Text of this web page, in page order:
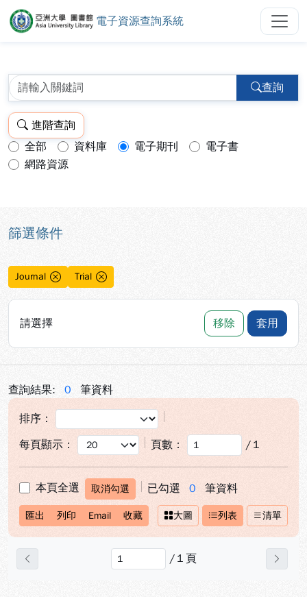
亞洲大學圖書館電子資源查詢系統
電子資源查詢系統
查詢
進階查詢
查詢模式：
全部 資料庫 電子期刊
電子書
網路資源
篩選條件
Journal Trial
請選擇 移除 套用
查詢結果: 0 筆資料
排序：
每頁顯示：
頁數： / 1
本頁全選 取消勾選 已勾選 0 筆資料
匯出 列印 Email 收藏 大圖 列表 清單
/ 1 頁